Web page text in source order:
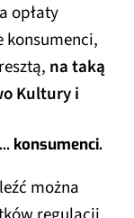
opłaty
konsumenci,
na taką
Kultury i
konsumenci.
można